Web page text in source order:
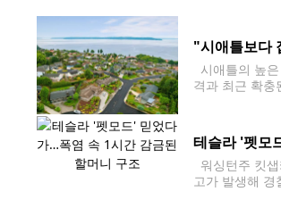
"시애틀보다
시애틀의 높
격과 최근 확충
테슬라 '펫모
워싱턴주 킷
고가 발생해